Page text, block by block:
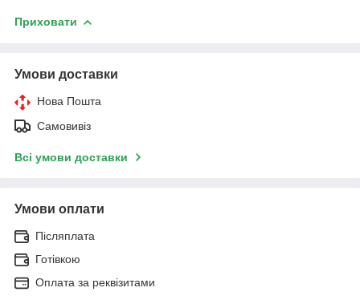
Приховати
Умови доставки
Нова Пошта
Самовивіз
Всі умови доставки
Умови оплати
Післяплата
Готівкою
Оплата за реквізитами